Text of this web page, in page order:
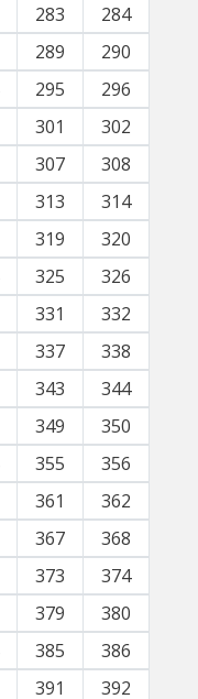
283
284
289
290
295
296
301
302
307
308
313
314
319
320
325
326
331
332
337
338
343
344
349
350
355
356
361
362
367
368
373
374
379
380
385
386
391 392